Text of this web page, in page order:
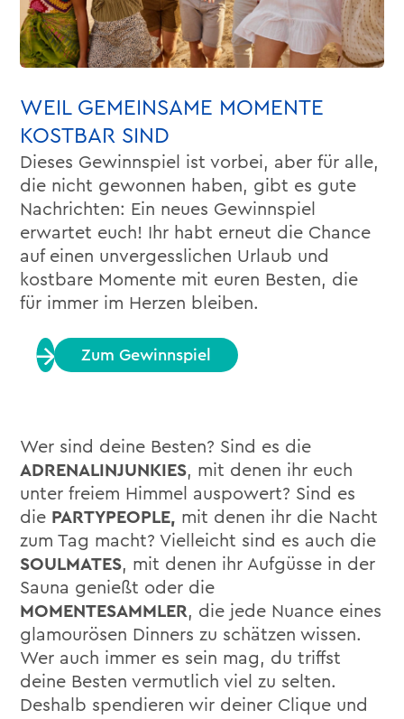
WEIL GEMEINSAME MOMENTE
KOSTBAR SIND
Dieses Gewinnspiel ist vorbei, aber für alle,
die nicht gewonnen haben, gibt es gute
Nachrichten: Ein neues Gewinnspiel
erwartet euch! Ihr habt erneut die Chance
auf einen unvergesslichen Urlaub und
kostbare Momente mit euren Besten, die
für immer im Herzen bleiben.
Zum Gewinnspiel
Wer sind deine Besten? Sind es die
ADRENALINJUNKIES, mit denen ihr euch
unter freiem Himmel auspowert? Sind es
die PARTYPEOPLE, mit denen ihr die Nacht
zum Tag macht? Vielleicht sind es auch die
SOULMATES, mit denen ihr Aufgüsse in der
Sauna genießt oder die
MOMENTESAMMLER, die jede Nuance eines
glamourösen Dinners zu schätzen wissen.
Wer auch immer es sein mag, du triffst
deine Besten vermutlich viel zu selten.
Deshalb spendieren wir deiner Clique und